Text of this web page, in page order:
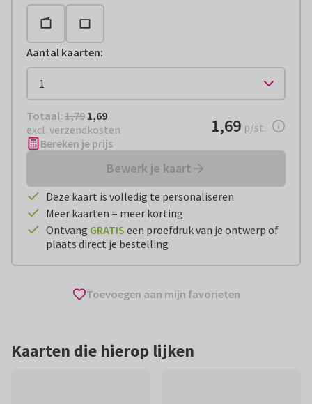
Aantal kaarten:
Totaal: € 1,69
Totaal: 1,79 1,69
excl. verzendkosten
€ 1,69per stuk
1,69 p/st.
Bereken je prijs
Bewerk je kaart
Deze kaart is volledig te personaliseren
Meer kaarten = meer korting
Ontvang GRATIS een proefdruk van je ontwerp of
plaats direct je bestelling
Toevoegen aan mijn favorieten
Kaarten die hierop lijken